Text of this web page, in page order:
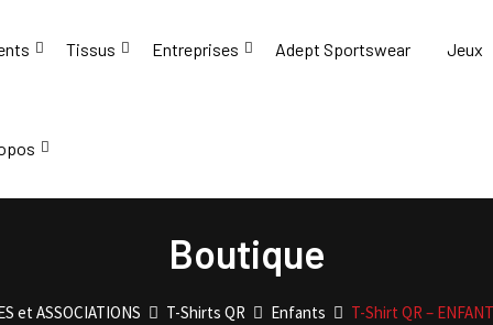
Tissus Entreprises Adept Sportswear Jeux
Boutique
et ASSOCIATIONS T-Shirts QR Enfants T-Shirt QR –